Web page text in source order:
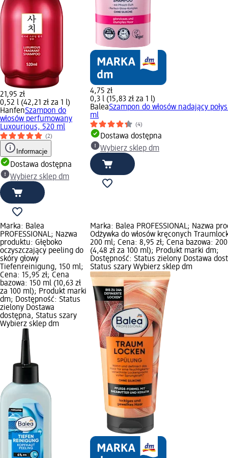
21,95 zł
0,52 l (42,21 zł za 1 l)
HanfenSzampon do
włosów perfumowany
Luxourious, 520 ml
(2)
Informacje
Dostawa dostępna
Wybierz sklep dm
4,75 zł
0,3 l (15,83 zł za 1 l)
BaleaSzampon do włosów nadający
ml
(4)
Dostawa dostępna
Wybierz sklep dm
Marka: Balea
PROFESSIONAL; Nazwa
produktu: Głęboko
oczyszczający peeling do
skóry głowy
Tiefenreinigung, 150 ml;
Cena: 15,95 zł; Cena
bazowa: 150 ml (10,63 zł
za 100 ml); Produkt marki
dm; Dostępność: Status
zielony Dostawa
dostępna, Status szary
Wybierz sklep dm
Marka: Balea PROFESSIONAL; Nazwa
Odżywka do włosów kręconych
200 ml; Cena: 8,95 zł; Cena bazowa:
(4,48 zł za 100 ml); Produkt marki dm;
Dostępność: Status zielony Dostawa
Status szary Wybierz sklep dm